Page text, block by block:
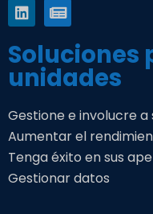
Soluciones
unidades
Gestione e involucre a
Aumentar el
Tenga éxito en sus
Gestionar datos